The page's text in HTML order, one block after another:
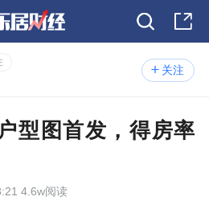
关注
型图首发，得房率
4.6w阅读